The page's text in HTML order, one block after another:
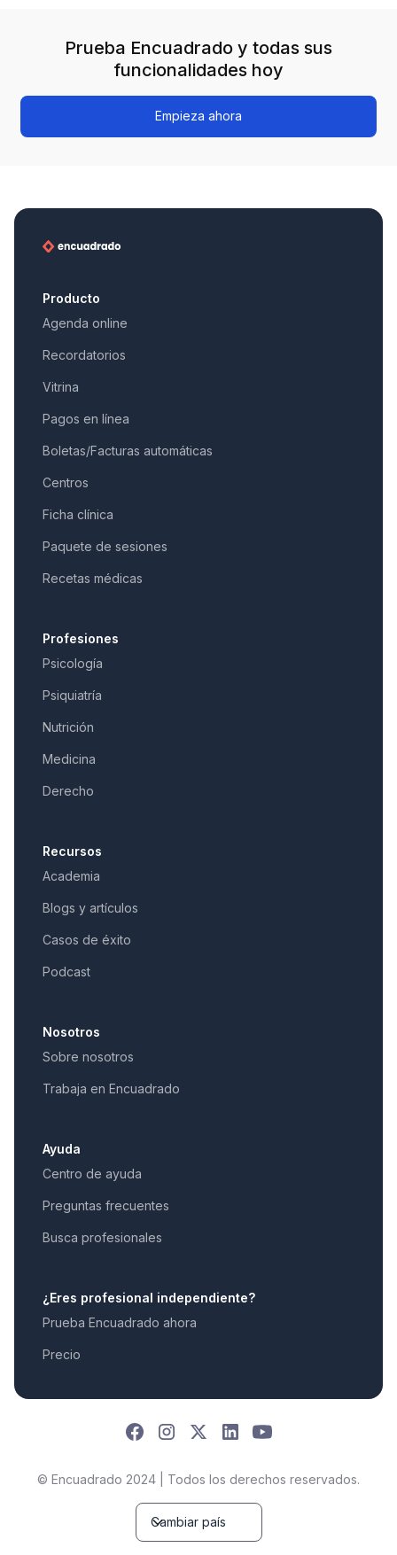
Prueba Encuadrado y todas sus
funcionalidades hoy
Empieza ahora
Producto
Agenda online
Recordatorios
Vitrina
Pagos en línea
Boletas/Facturas automáticas
Centros
Ficha clínica
Paquete de sesiones
Recetas médicas
Profesiones
Psicología
Psiquiatría
Nutrición
Medicina
Derecho
Recursos
Academia
Blogs y artículos
Casos de éxito
Podcast
Nosotros
Sobre nosotros
Trabaja en Encuadrado
Ayuda
Centro de ayuda
Preguntas frecuentes
Busca profesionales
¿Eres profesional independiente?
Prueba Encuadrado ahora
Precio
Cambiar país
© Encuadrado 2024 | Todos los derechos reservados.